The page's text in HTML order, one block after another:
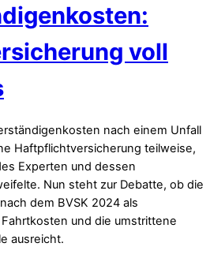
voll
nach einem Unfall
Haftpflichtversicherung teilweise,
Experten und dessen
Nun steht zur Debatte, ob die
dem BVSK 2024 als
und die umstrittene
ausreicht.